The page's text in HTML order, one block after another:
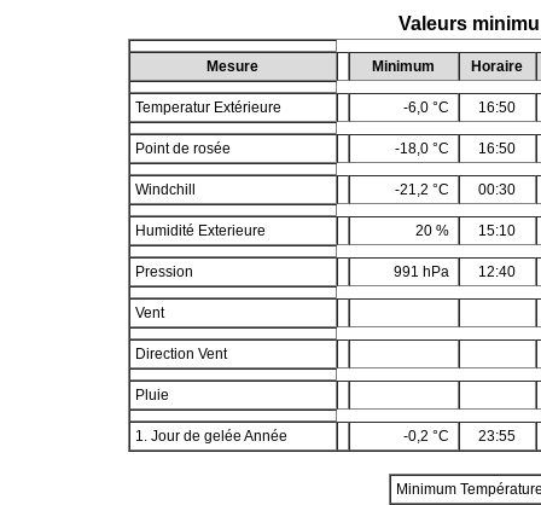
Valeurs
Mesure Minimum Horaire
Temperatur Extérieure -6,0 °C 16:50
Point de rosée -18,0 °C 16:50
Windchill -21,2 °C 00:30
Humidité Exterieure 20 % 15:10
Pression 991 hPa 12:40
Vent
Direction Vent
Pluie
1. Jour de gelée Année -0,2 °C 23:55
Minimum